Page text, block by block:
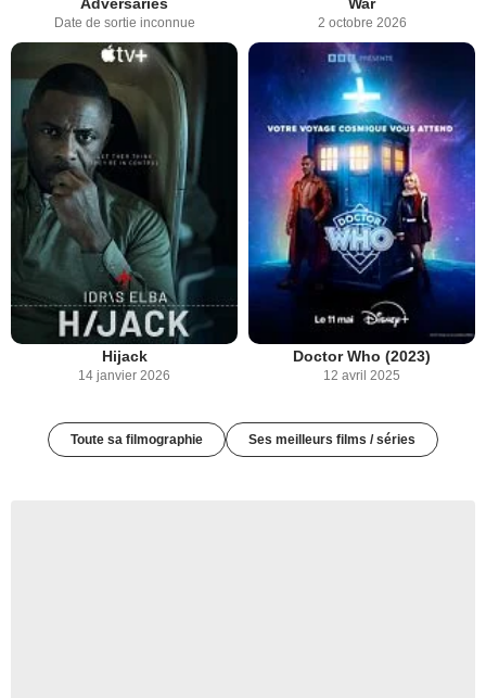
Date de sortie inconnue 2 octobre 2026
Hijack
14 janvier 2026
Doctor Who (2023)
12 avril 2025
Toute sa filmographie Ses meilleurs films / séries